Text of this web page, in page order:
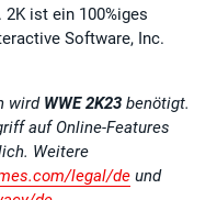
ist ein 100%iges
Software, Inc.
wird WWE 2K23 benötigt.
auf Online-Features
Weitere
legal/de und